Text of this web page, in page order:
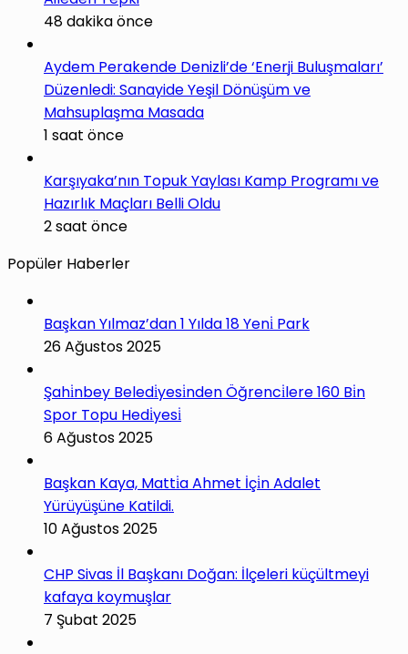
48 dakika önce
Aydem Perakende Denizli’de ‘Enerji Buluşmaları’
Düzenledi: Sanayide Yeşil Dönüşüm ve
Mahsuplaşma Masada
1 saat önce
Karşıyaka’nın Topuk Yaylası Kamp Programı ve
Hazırlık Maçları Belli Oldu
2 saat önce
Popüler Haberler
Başkan Yılmaz’dan 1 Yılda 18 Yeni̇ Park
26 Ağustos 2025
Şahi̇nbey Beledi̇yesi̇nden Öğrenci̇lere 160 Bi̇n
Spor Topu Hedi̇yesi̇
6 Ağustos 2025
Başkan Kaya, Matti̇a Ahmet İçi̇n Adalet
Yürüyüşüne Katildi.
10 Ağustos 2025
CHP Sivas İl Başkanı Doğan: İlçeleri küçültmeyi
kafaya koymuşlar
7 Şubat 2025